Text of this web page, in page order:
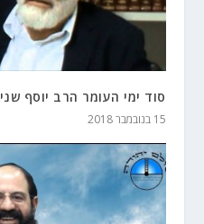
סוד ימי העומר הרב יוסף שני
15 בנובמבר 2018